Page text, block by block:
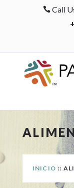
 Call
INICIO ::